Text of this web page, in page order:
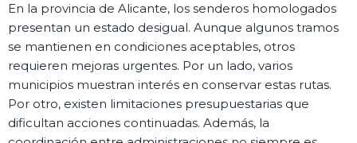
En la provincia de Alicante, los senderos homologados
presentan un estado desigual. Aunque algunos tramos
se mantienen en condiciones aceptables, otros
requieren mejoras urgentes. Por un lado, varios
municipios muestran interés en conservar estas rutas.
Por otro, existen limitaciones presupuestarias que
dificultan acciones continuadas. Además, la